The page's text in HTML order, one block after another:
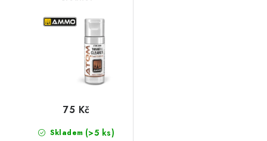
Skladem (>5 ks)
75 Kč